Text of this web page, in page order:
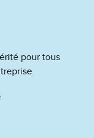
pour tous